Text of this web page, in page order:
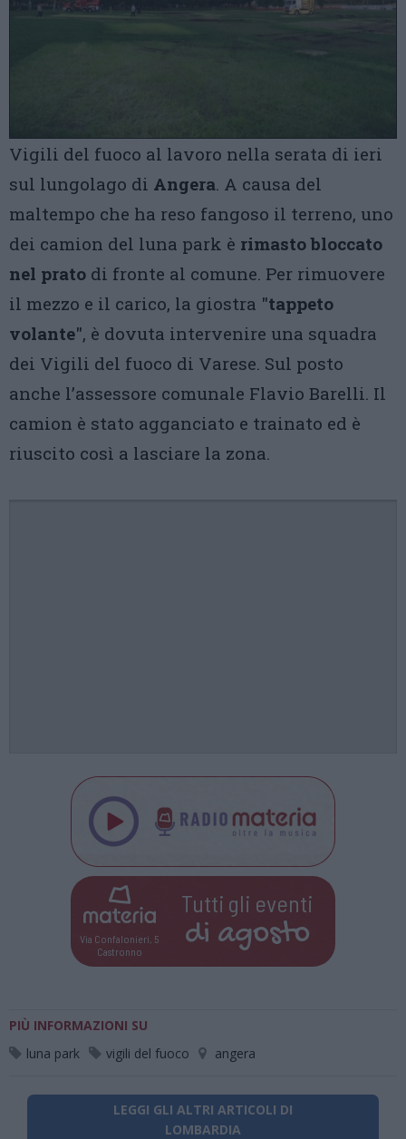
Vigili del fuoco al lavoro nella serata di ieri
sul lungolago di Angera. A causa del
maltempo che ha reso fangoso il terreno, uno
dei camion del luna park è rimasto bloccato
nel prato di fronte al comune. Per rimuovere
il mezzo e il carico, la giostra "tappeto
volante", è dovuta intervenire una squadra
dei Vigili del fuoco di Varese. Sul posto
anche l’assessore comunale Flavio Barelli. Il
camion è stato agganciato e trainato ed è
riuscito così a lasciare la zona.
Via Confalonieri, 5
Castronno
Tutti gli eventi
di agosto
PIÙ INFORMAZIONI SU
luna park
vigili del fuoco angera
LEGGI GLI ALTRI ARTICOLI DI
LOMBARDIA